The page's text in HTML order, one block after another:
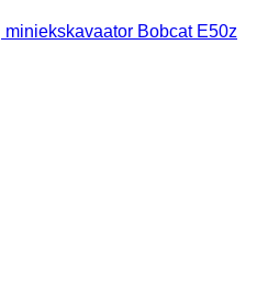
miniekskavaator Bobcat E50z